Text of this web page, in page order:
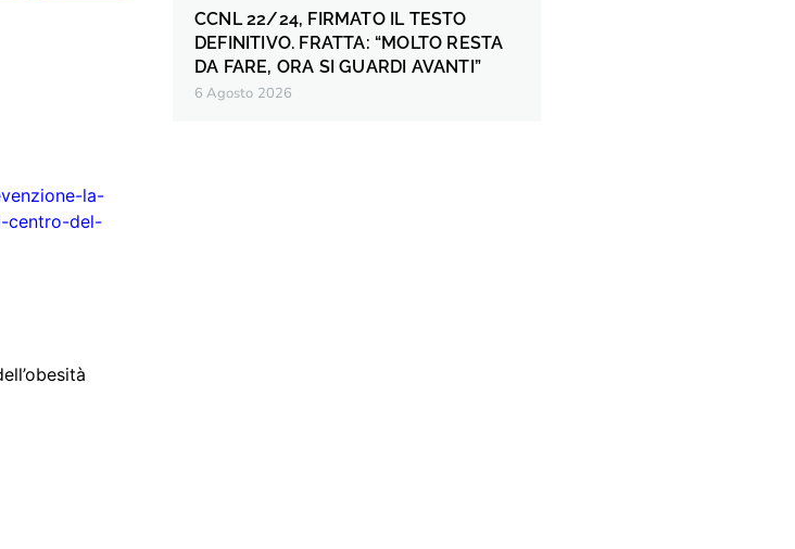
la-
centro-del-
CCNL 22/24, FIRMATO IL TESTO
DEFINITIVO. FRATTA: “MOLTO RESTA
DA FARE, ORA SI GUARDI AVANTI”
6 Agosto 2026